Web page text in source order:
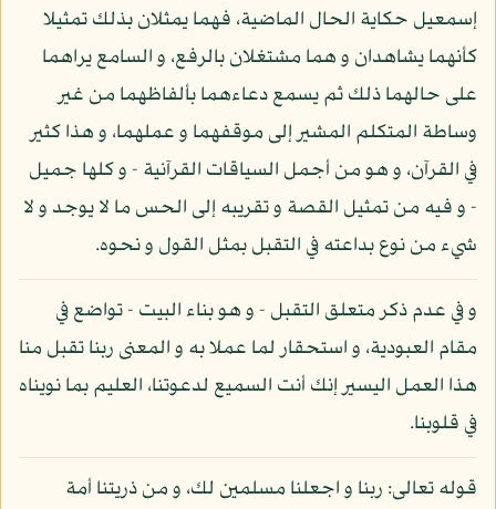
إسمعيل حكاية الحال الماضية، فهما يمثلان بذلك تمثيلا
كأنهما يشاهدان و هما مشتغلان بالرفع، و السامع يراهما
على حالهما ذلك ثم يسمع دعاءهما بألفاظهما من غير
وساطة المتكلم المشير إلى موقفهما و عملهما، و هذا كثير
في القرآن، و هو من أجمل السياقات القرآنية - و كلها جميل
- و فيه من تمثيل القصة و تقريبه إلى الحس ما لا يوجد و لا
شيء من نوع بداعته في التقبل بمثل القول و نحوه.
و في عدم ذكر متعلق التقبل - و هو بناء البيت - تواضع في
مقام العبودية، و استحقار لما عملا به و المعنى ربنا تقبل منا
هذا العمل اليسير إنك أنت السميع لدعوتنا، العليم بما نويناه
في قلوبنا.
قوله تعالى: ربنا و اجعلنا مسلمين لك، و من ذريتنا أمة